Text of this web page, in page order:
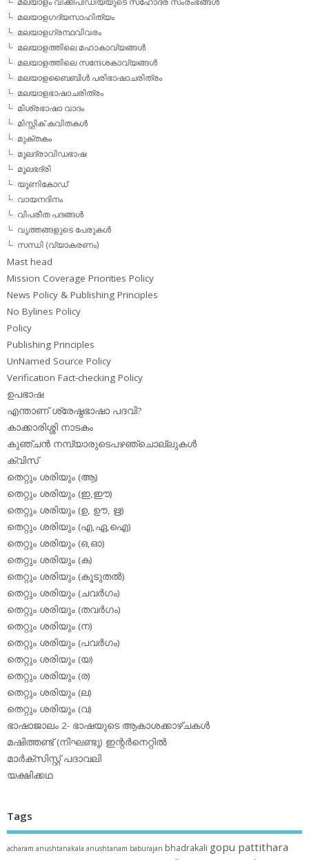
മലയാളഗദ്യസാഹിത്യം
മലയാളഗ്രന്ഥവിവരം
മലയാളത്തിലെ മഹാകാവ്യങ്ങള്‍
മലയാളത്തിലെ സന്ദേശകാവ്യങ്ങള്‍
മലയാളബൈബിള്‍ പരിഭാഷാചരിത്രം
മലയാളഭാഷാചരിത്രം
മിശ്രഭാഷാ വാദം
മിസ്റ്റിക് കവിതകള്‍
മുക്തകം
മൂലദ്രാവിഡഭാഷ
മൂലഭദ്രി
യൂണികോഡ്
വായനദിനം
വിപരീത പദങ്ങള്‍
വൃത്തങ്ങളുടെ പേരുകള്‍
സന്ധി (വ്യാകരണം)
Mast head
Mission Coverage Priorities Policy
News Policy & Publishing Principles
No Bylines Policy
Policy
Publishing Principles
UnNamed Source Policy
Verification Fact-checking Policy
ഉപഭാഷ
എന്താണ് ശ്രേഷ്ഠഭാഷാ പദവി?
കാക്കാരിശ്ശി നാടകം
കുഞ്ചന്‍ നമ്പ്യാരുടെപഴഞ്ചൊല്ലുകള്‍
ക്വിസ്
തെറ്റും ശരിയും (ആ)
തെറ്റും ശരിയും (ഇ,ഈ)
തെറ്റും ശരിയും (ഉ, ഊ, ഋ)
തെറ്റും ശരിയും (എ,ഏ,ഐ)
തെറ്റും ശരിയും (ഒ,ഓ)
തെറ്റും ശരിയും (ക)
തെറ്റും ശരിയും (കൂടുതല്‍)
തെറ്റും ശരിയും (ചവര്‍ഗം)
തെറ്റും ശരിയും (തവര്‍ഗം)
തെറ്റും ശരിയും (ന)
തെറ്റും ശരിയും (പവര്‍ഗം)
തെറ്റും ശരിയും (യ)
തെറ്റും ശരിയും (ര)
തെറ്റും ശരിയും (ല)
തെറ്റും ശരിയും (വ)
ഭാഷാജാലം 2- ഭാഷയുടെ ആകാശക്കാഴ്ചകള്‍
മഷിത്തണ്ട് (നിഘണ്ടു) ഇന്റര്‍നെറ്റില്‍
മാര്‍ക്‌സിസ്റ്റ് പദാവലി
യക്ഷിക്കഥ
Tags
acharam anushtanakala anushtanam baburajan bhadrakali gopu pattithara